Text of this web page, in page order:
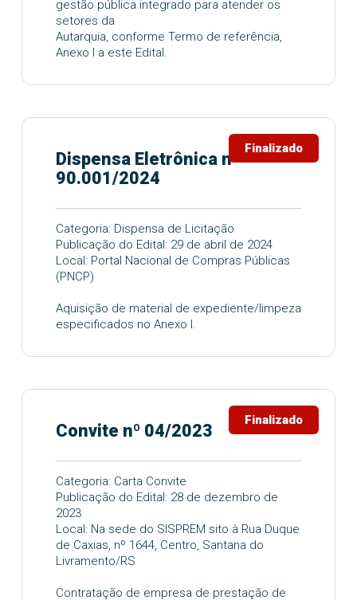
gestão pública integrado para atender os
setores da
Autarquia, conforme Termo de referência,
Anexo I a este Edital.
Dispensa Eletrônica nº
90.001/2024
Categoria: Dispensa de Licitação
Publicação do Edital: 29 de abril de 2024
Local: Portal Nacional de Compras Públicas
(PNCP)
Aquisição de material de expediente/limpeza
especificados no Anexo I.
Finalizado
Convite nº 04/2023
Categoria: Carta Convite
Publicação do Edital: 28 de dezembro de
2023
Local: Na sede do SISPREM sito à Rua Duque
de Caxias, nº 1644, Centro, Santana do
Livramento/RS
Contratação de empresa de prestação de
Finalizado